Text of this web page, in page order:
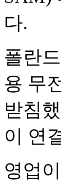
다.
폴란
용 무
받침
이 연
영업